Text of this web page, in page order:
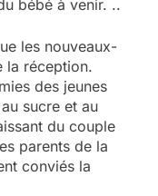
bébé à venir. ..
les nouveaux-
la réception.
des jeunes
sucre et au
du couple
parents de la
conviés la